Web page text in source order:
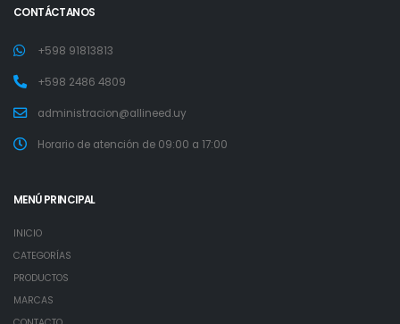
CONTÁCTANOS
+598 91813813
+598 2486 4809
administracion@allineed.uy
Horario de atención de 09:00 a 17:00
MENÚ PRINCIPAL
INICIO
CATEGORÍAS
PRODUCTOS
MARCAS